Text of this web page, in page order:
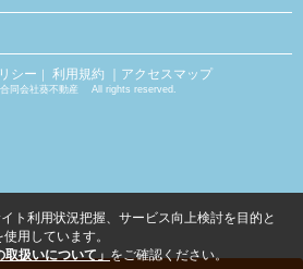
シー ｜ 利用規約 ｜アクセスマップ
同会社葵不動産 All rights reserved.
ト利用状況把握、サービス向上検討を目的と
用しています。
取扱いについて」をご確認ください。